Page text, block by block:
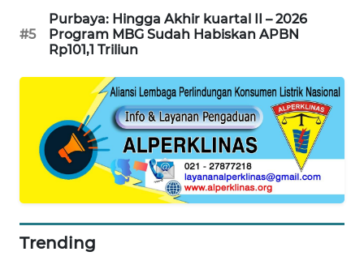
#5
Purbaya: Hingga Akhir kuartal II – 2026
Program MBG Sudah Habiskan APBN
Rp101,1 Triliun
Trending
METRO
METRO
JAKARTA
NEWS
KRT
NEWS